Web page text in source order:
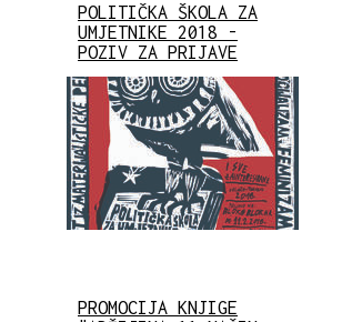
POLITIČKA ŠKOLA ZA
UMJETNIKE 2018 -
POZIV ZA PRIJAVE
PROMOCIJA KNJIGE